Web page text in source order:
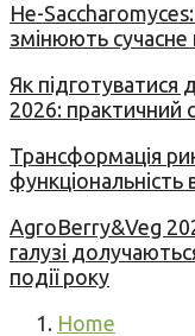
Не-
змінюють сучасне
Як підготуватися
2026: практичний
Трансформація
функціональність
AgroBerry&Veg
галузі
події року
Home